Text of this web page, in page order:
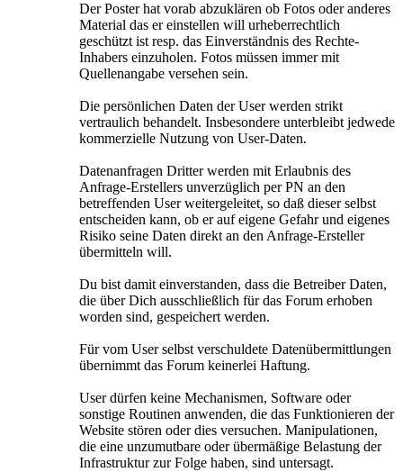
Der Poster hat vorab abzuklären ob Fotos oder anderes
Material das er einstellen will urheberrechtlich
geschützt ist resp. das Einverständnis des Rechte-
Inhabers einzuholen. Fotos müssen immer mit
Quellenangabe versehen sein.
Die persönlichen Daten der User werden strikt
vertraulich behandelt. Insbesondere unterbleibt jedwede
kommerzielle Nutzung von User-Daten.
Datenanfragen Dritter werden mit Erlaubnis des
Anfrage-Erstellers unverzüglich per PN an den
betreffenden User weitergeleitet, so daß dieser selbst
entscheiden kann, ob er auf eigene Gefahr und eigenes
Risiko seine Daten direkt an den Anfrage-Ersteller
übermitteln will.
Du bist damit einverstanden, dass die Betreiber Daten,
die über Dich ausschließlich für das Forum erhoben
worden sind, gespeichert werden.
Für vom User selbst verschuldete Datenübermittlungen
übernimmt das Forum keinerlei Haftung.
User dürfen keine Mechanismen, Software oder
sonstige Routinen anwenden, die das Funktionieren der
Website stören oder dies versuchen. Manipulationen,
die eine unzumutbare oder übermäßige Belastung der
Infrastruktur zur Folge haben, sind untersagt.